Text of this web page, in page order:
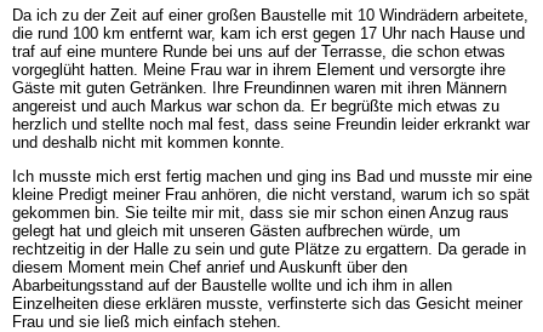
Da ich zu der Zeit auf einer großen Baustelle mit 10 Windrädern arbeitete,
die rund 100 km entfernt war, kam ich erst gegen 17 Uhr nach Hause und
traf auf eine muntere Runde bei uns auf der Terrasse, die schon etwas
vorgeglüht hatten. Meine Frau war in ihrem Element und versorgte ihre
Gäste mit guten Getränken. Ihre Freundinnen waren mit ihren Männern
angereist und auch Markus war schon da. Er begrüßte mich etwas zu
herzlich und stellte noch mal fest, dass seine Freundin leider erkrankt war
und deshalb nicht mit kommen konnte.
Ich musste mich erst fertig machen und ging ins Bad und musste mir eine
kleine Predigt meiner Frau anhören, die nicht verstand, warum ich so spät
gekommen bin. Sie teilte mir mit, dass sie mir schon einen Anzug raus
gelegt hat und gleich mit unseren Gästen aufbrechen würde, um
rechtzeitig in der Halle zu sein und gute Plätze zu ergattern. Da gerade in
diesem Moment mein Chef anrief und Auskunft über den
Abarbeitungsstand auf der Baustelle wollte und ich ihm in allen
Einzelheiten diese erklären musste, verfinsterte sich das Gesicht meiner
Frau und sie ließ mich einfach stehen.